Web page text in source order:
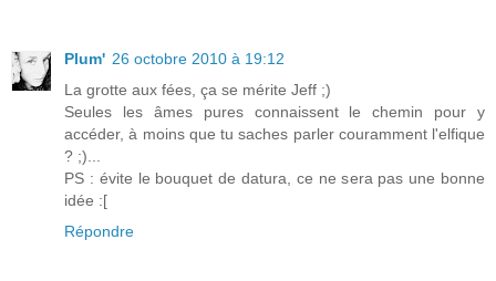
Plum' 26 octobre 2010 à 19:12
La grotte aux fées, ça se mérite Jeff ;)
Seules les âmes pures connaissent le chemin pour y
accéder, à moins que tu saches parler couramment l'elfique
? ;)...
PS : évite le bouquet de datura, ce ne sera pas une bonne
idée :[
Répondre